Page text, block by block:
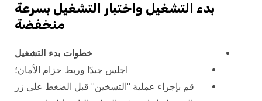
بدء التشغيل واختبار التشغيل بسرعة
منخفضة
خطوات بدء التشغيل
اجلس جيدًا وربط حزام الأمان؛
قم بإجراء عملية "التسخين" قبل الضغط على زر